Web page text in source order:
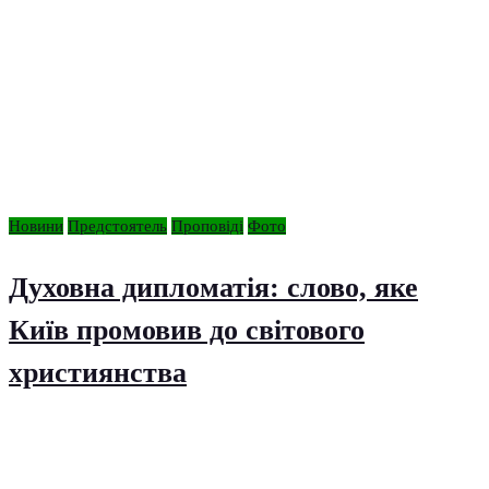
Новини Предстоятель Проповіді Фото
Духовна дипломатія: слово, яке
Київ промовив до світового
християнства